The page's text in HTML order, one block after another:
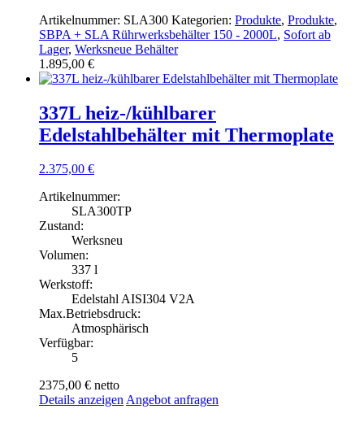
Artikelnummer: SLA300 Kategorien: Produkte, Produkte,
SBPA + SLA Rührwerksbehälter 150 - 2000L, Sofort ab
Lager, Werksneue Behälter
1.895,00 €
337L heiz-/kühlbarer
Edelstahlbehälter mit Thermoplate
2.375,00 €
Artikelnummer:
SLA300TP
Zustand:
Werksneu
Volumen:
337 l
Werkstoff:
Edelstahl AISI304 V2A
Max.Betriebsdruck:
Atmosphärisch
Verfügbar:
5
2375,00 € netto
Details anzeigenAngebot anfragen